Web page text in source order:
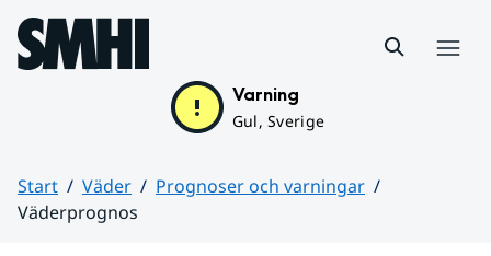
Hoppa till sidans innehåll
Varning
Gul, Sverige
Start Väder
Prognoser och varningar
Väderprognos